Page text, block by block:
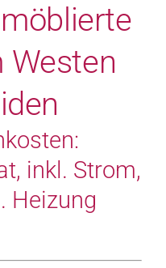
Westen
inkl. Strom,
Heizung